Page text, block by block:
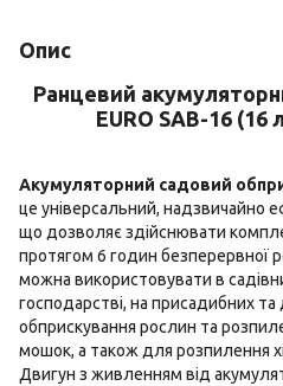
Опис
Ранцевий
EURO SAB-16 (16
Акумуляторний садовий
це універсальний, надзвичайно
що дозволяє здійснювати
протягом 6 годин безперервної
можна використовувати в
господарстві, на присадибних
обприскування рослин та
мошок, а також для розпилення
Двигун з живленням від